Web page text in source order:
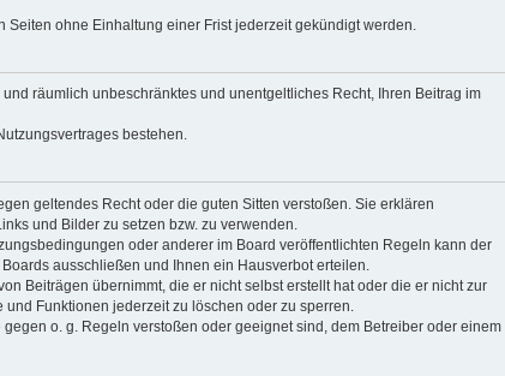
ohne Einhaltung einer Frist jederzeit gekündigt werden.
räumlich unbeschränktes und unentgeltliches Recht, Ihren Beitrag im
bestehen.
geltendes Recht oder die guten Sitten verstoßen. Sie erklären
und Bilder zu setzen bzw. zu verwenden.
oder anderer im Board veröffentlichten Regeln kann der
ausschließen und Ihnen ein Hausverbot erteilen.
Beiträgen übernimmt, die er nicht selbst erstellt hat oder die er nicht zur
Funktionen jederzeit zu löschen oder zu sperren.
o. g. Regeln verstoßen oder geeignet sind, dem Betreiber oder einem